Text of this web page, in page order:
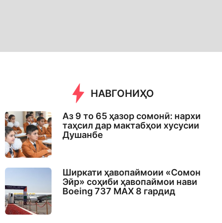
НАВГОНИҲО
Аз 9 то 65 ҳазор сомонӣ: нархи
таҳсил дар мактабҳои хусусии
Душанбе
Ширкати ҳавопаймоии «Сомон
Эйр» соҳиби ҳавопаймои нави
Boeing 737 MAX 8 гардид